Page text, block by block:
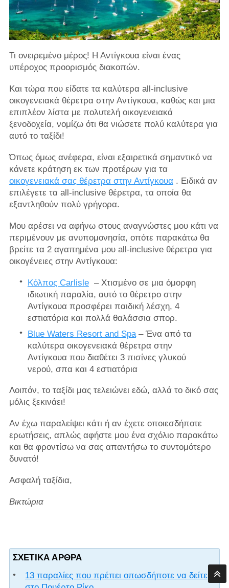
Τι ονειρεμένο μέρος! Η Αντίγκουα είναι ένας
υπέροχος προορισμός διακοπών.
Και τώρα που είδατε τα καλύτερα all-inclusive
οικογενειακά θέρετρα στην Αντίγκουα, καθώς και μια
επιπλέον λίστα με πολυτελή οικογενειακά
ξενοδοχεία, νομίζω ότι θα νιώσετε πολύ καλύτερα για
αυτό το ταξίδι!
Όπως όμως ανέφερα, είναι εξαιρετικά σημαντικό να
κάνετε κράτηση εκ των προτέρων για τα
οικογενειακά σας θέρετρα στην Αντίγκουα. Ειδικά αν
επιλέγετε τα all-inclusive θέρετρα, τα οποία θα
εξαντληθούν πολύ γρήγορα.
Μου αρέσει να αφήνω στους αναγνώστες μου κάτι να
περιμένουν με ανυπομονησία, οπότε παρακάτω θα
βρείτε τα 2 αγαπημένα μου all-inclusive θέρετρα για
οικογένειες στην Αντίγκουα:
Κόλπος Carlisle– Χτισμένο σε μια όμορφη
ιδιωτική παραλία, αυτό το θέρετρο στην
Αντίγκουα προσφέρει παιδική λέσχη, 4
εστιατόρια και πολλά θαλάσσια σπορ.
Blue Waters Resort and Spa– Ένα από τα
καλύτερα οικογενειακά θέρετρα στην
Αντίγκουα που διαθέτει 3 πισίνες γλυκού
νερού, σπα και 4 εστιατόρια
Λοιπόν, το ταξίδι μας τελειώνει εδώ, αλλά το δικό σας
μόλις ξεκινάει!
Αν έχω παραλείψει κάτι ή αν έχετε οποιεσδήποτε
ερωτήσεις, απλώς αφήστε μου ένα σχόλιο παρακάτω
και θα φροντίσω να σας απαντήσω το συντομότερο
δυνατό!
Ασφαλή ταξίδια,
Βικτώρια
ΣΧΕΤΙΚΆ ΆΡΘΡΑ
13 παραλίες που πρέπει οπωσδήποτε να δείτε